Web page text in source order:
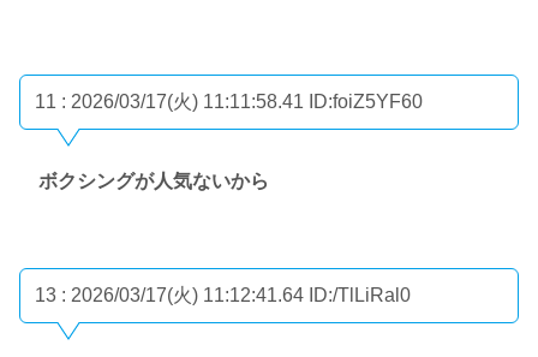
11 : 2026/03/17(火) 11:11:58.41 ID:foiZ5YF60
ボクシングが人気ないから
13 : 2026/03/17(火) 11:12:41.64 ID:/TlLiRal0